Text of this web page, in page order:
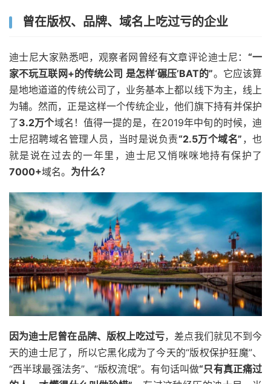
曾在版权、品牌、域名上吃过亏的企业
迪士尼大家熟悉吧，观察者网曾经有文章评论迪士尼： “一
家不玩互联网+的传统公司 是怎样‘碾压’BAT的”。它应该算
是地地道道的传统公司了，业务基本上都以线下为主，线上
为辅。然而，正是这样一个传统企业，他们旗下持有并保护
了3.2万个域名！值得一提的是，在2019年中旬的时候，迪
士尼招聘域名管理人员，当时是说负责“2.5万个域名” ，也
就是说在过去的一年里，迪士尼又悄咪咪地持有保护了
7000+域名。 为什么？
因为迪士尼曾在品牌、版权上吃过亏，差点我们就见不到今
天的迪士尼了，所以它黑化成为了今天的“版权保护狂魔”、
“西半球最强法务”、“版权流氓”。有句话叫做“只有真正痛过